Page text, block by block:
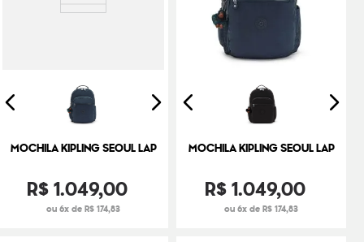
MOCHILA KIPLING SEOUL LAP
R$1.049,00
ou 6x de R$ 174,83
MOCHILA KIPLING SEOUL LAP
R$1.049,00
ou 6x de R$ 174,83